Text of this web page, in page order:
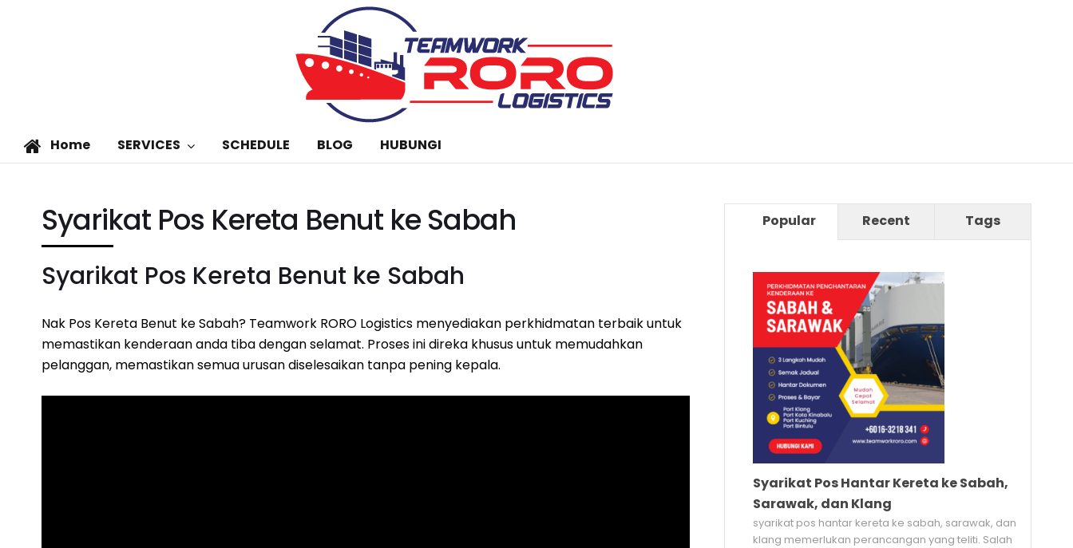
Home SERVICES SCHEDULE BLOG HUBUNGI
Syarikat Pos Kereta Benut ke Sabah
Syarikat Pos Kereta Benut ke Sabah
Nak Pos Kereta Benut ke Sabah? Teamwork RORO Logistics menyediakan perkhidmatan terbaik untuk
memastikan kenderaan anda tiba dengan selamat. Proses ini direka khusus untuk memudahkan
pelanggan, memastikan semua urusan diselesaikan tanpa pening kepala.
Popular Recent Tags
Syarikat Pos Hantar Kereta ke Sabah,
Sarawak, dan Klang
syarikat pos hantar kereta ke sabah, sarawak, dan
klang memerlukan perancangan yang teliti. Salah